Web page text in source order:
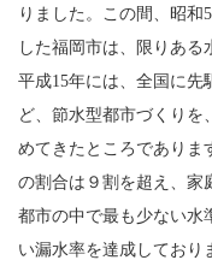
りました。この間、昭
した福岡市は、限りある
平成15年には、全国に先
ど、節水型都市づくりを
めてきたところでありま
の割合は９割を超え、家
都市の中で最も少ない水
い漏水率を達成しており